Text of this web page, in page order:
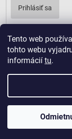
Tento web
tohto webu
informácií tu.
Prihlásiť sa
Copyright